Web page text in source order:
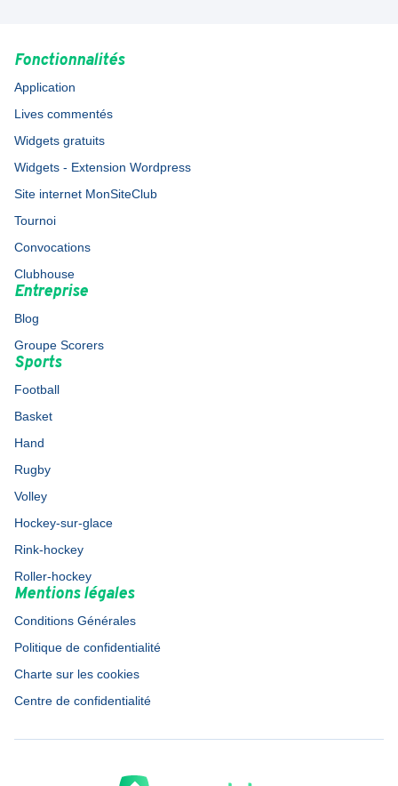
Fonctionnalités
Application
Lives commentés
Widgets gratuits
Widgets - Extension Wordpress
Site internet MonSiteClub
Tournoi
Convocations
Clubhouse
Entreprise
Blog
Groupe Scorers
Sports
Football
Basket
Hand
Rugby
Volley
Hockey-sur-glace
Rink-hockey
Roller-hockey
Mentions légales
Conditions Générales
Politique de confidentialité
Charte sur les cookies
Centre de confidentialité